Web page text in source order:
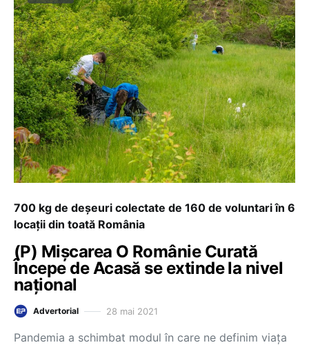
700 kg de deșeuri colectate de 160 de voluntari în 6
locații din toată România
(P) Mișcarea O Românie Curată
Începe de Acasă se extinde la nivel
național
Advertorial 28 mai 2021
Pandemia a schimbat modul în care ne definim viața